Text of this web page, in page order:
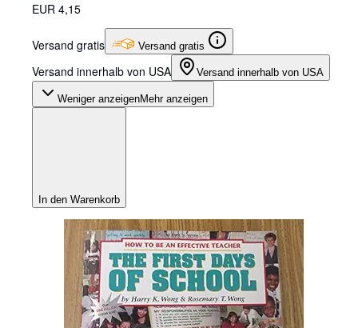
EUR 4,15
Versand gratis Versand gratis
Versand innerhalb von USA Versand innerhalb von USA
Weniger anzeigenMehr anzeigen
In den Warenkorb